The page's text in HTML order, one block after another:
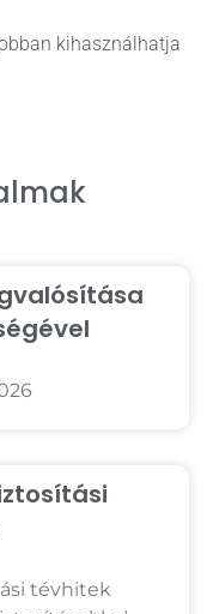
kihasználhatja
tévhitek